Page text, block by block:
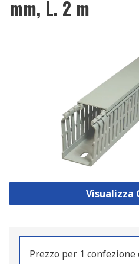
mm, L. 2 m
Visualizza
Prezzo per 1